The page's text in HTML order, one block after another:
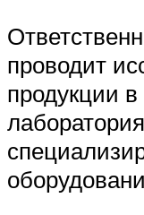
проводит
продукции